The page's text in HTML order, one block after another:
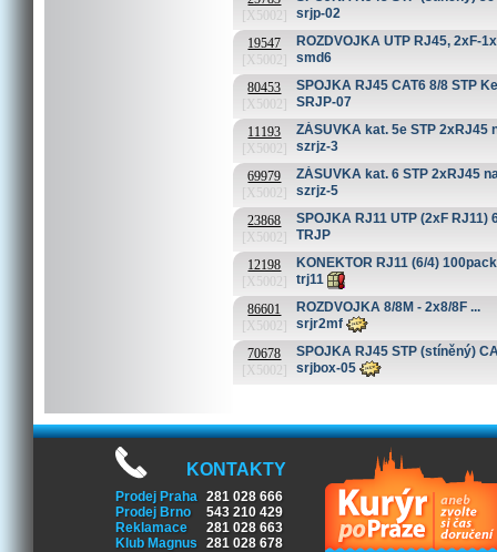
[X5002]
srjp-02
19547
[X5002]
ROZDVOJKA UTP RJ45, 2xF-
smd6
80453
[X5002]
SPOJKA RJ45 CAT6 8/8 STP
SRJP-07
11193
[X5002]
ZÁSUVKA kat. 5e STP 2xRJ45
szrjz-3
69979
[X5002]
ZÁSUVKA kat. 6 STP 2xRJ45
szrjz-5
23868
[X5002]
SPOJKA RJ11 UTP (2xF RJ11)
TRJP
12198
[X5002]
KONEKTOR RJ11 (6/4)
trj11
86601
[X5002]
ROZDVOJKA 8/8M - 2x8/8F ...
srjr2mf
70678
[X5002]
SPOJKA RJ45 STP (stíněný)
srjbox-05
KONTAKTY
Prodej Praha 281 028 666
Prodej Brno
543 210 429
Reklamace
281 028 663
Klub Magnus
281 028 678